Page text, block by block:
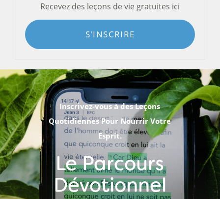
Recevez des leçons de vie gratuites ici
S'INSCRIRE
Inscrivez-vous à des Leçons
Quotidiennes Pour Nourrir Votre
Esprit.
Le Parcours
Dévotionnel